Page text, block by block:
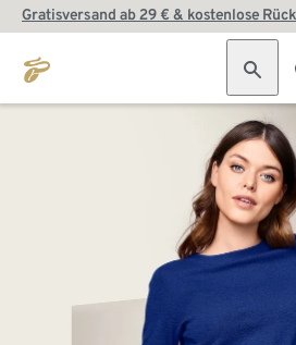
Gratisversand ab 29 € & kostenlose